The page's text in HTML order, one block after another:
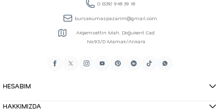
0 (539) 948 39 18
bursakumaspazarim@gmail.com
Akşemsettin Mah. Doğukent Cad.
No:93/D Mamak/Ankara
HESABIM
HAKKIMIZDA